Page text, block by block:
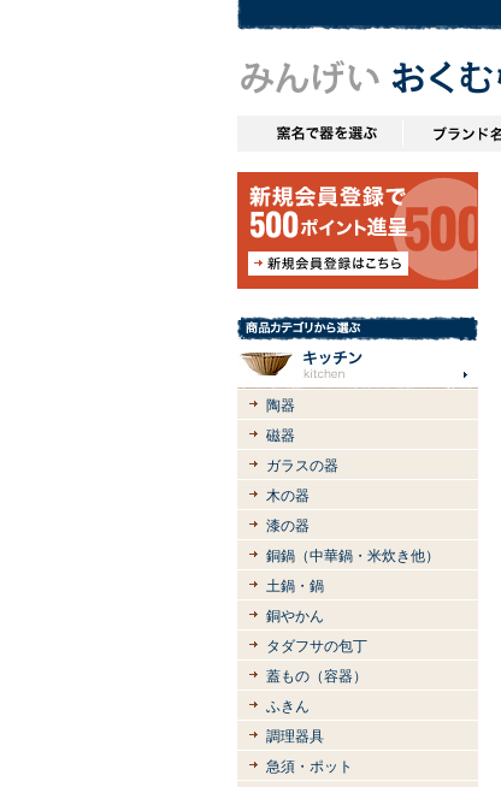
陶器
磁器
ガラスの器
木の器
漆の器
銅鍋（中華鍋・米炊き他）
土鍋・鍋
銅やかん
タダフサの包丁
蓋もの（容器）
ふきん
調理器具
急須・ポット